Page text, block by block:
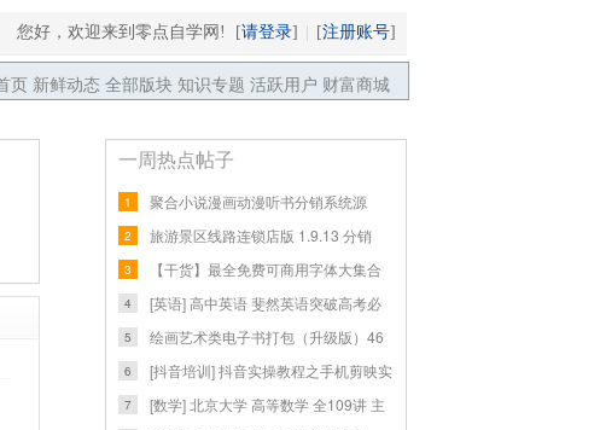
您好，欢迎来到零点自学网! [请登录] [注册账号]
页 新鲜动态 全部版块 知识专题 活跃用户 财富商城
一周热点帖子
1
聚合小说漫画动漫听书分销系统源
码，带代理
2
旅游景区线路连锁店版 1.9.13 分销
1.0.3
3
【干货】最全免费可商用字体大集合
（附字体
4
[英语] 高中英语 斐然英语突破高考必
背词汇
5
绘画艺术类电子书打包（升级版）46
个包包47
6
[抖音培训] 抖音实操教程之手机剪映实
战教
7
[数学] 北京大学 高等数学 全109讲 主